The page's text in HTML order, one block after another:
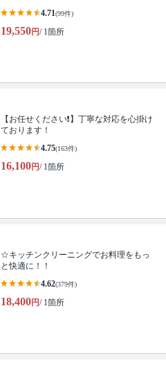
4.71(99件)
19,550円/ 1箇所
【お任せください❗️】丁寧な対応を心掛け
ております！
4.75(163件)
16,100円/ 1箇所
☆キッチンクリーニングでお料理をもっ
と快適に！！
4.62(379件)
18,400円/ 1箇所